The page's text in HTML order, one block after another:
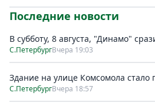
Последние новости
В субботу, 8 августа, "Динамо"
С.ПетербургВчера 19:03
Здание на улице Комсомола стало
С.ПетербургВчера 18:57